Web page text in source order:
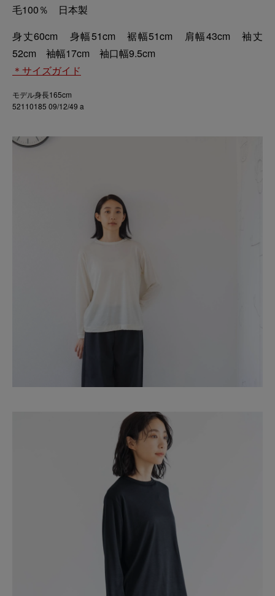
毛100％ 日本製
身丈60cm 身幅51cm 裾幅51cm 肩幅43cm 袖丈
52cm 袖幅17cm 袖口幅9.5cm
＊サイズガイド
モデル身長165cm
52110185 09/12/49 a